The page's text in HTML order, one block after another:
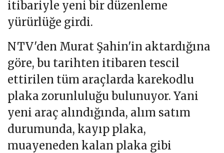
itibariyle yeni bir düzenleme
yürürlüğe girdi.
NTV'den Murat Şahin'in aktardığına
göre, bu tarihten itibaren tescil
ettirilen tüm araçlarda karekodlu
plaka zorunluluğu bulunuyor. Yani
yeni araç alındığında, alım satım
durumunda, kayıp plaka,
muayeneden kalan plaka gibi